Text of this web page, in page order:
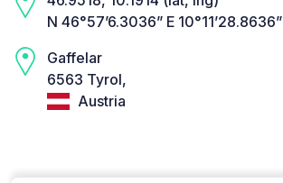
N 46°57’6.3036” E 10°11’28.8636”
Gaffelar
6563 Tyrol,
Austria